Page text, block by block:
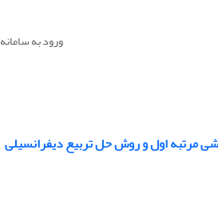
ورود به سامانه
مرتبه اول و روش حل تربیع دیفرانسیلی